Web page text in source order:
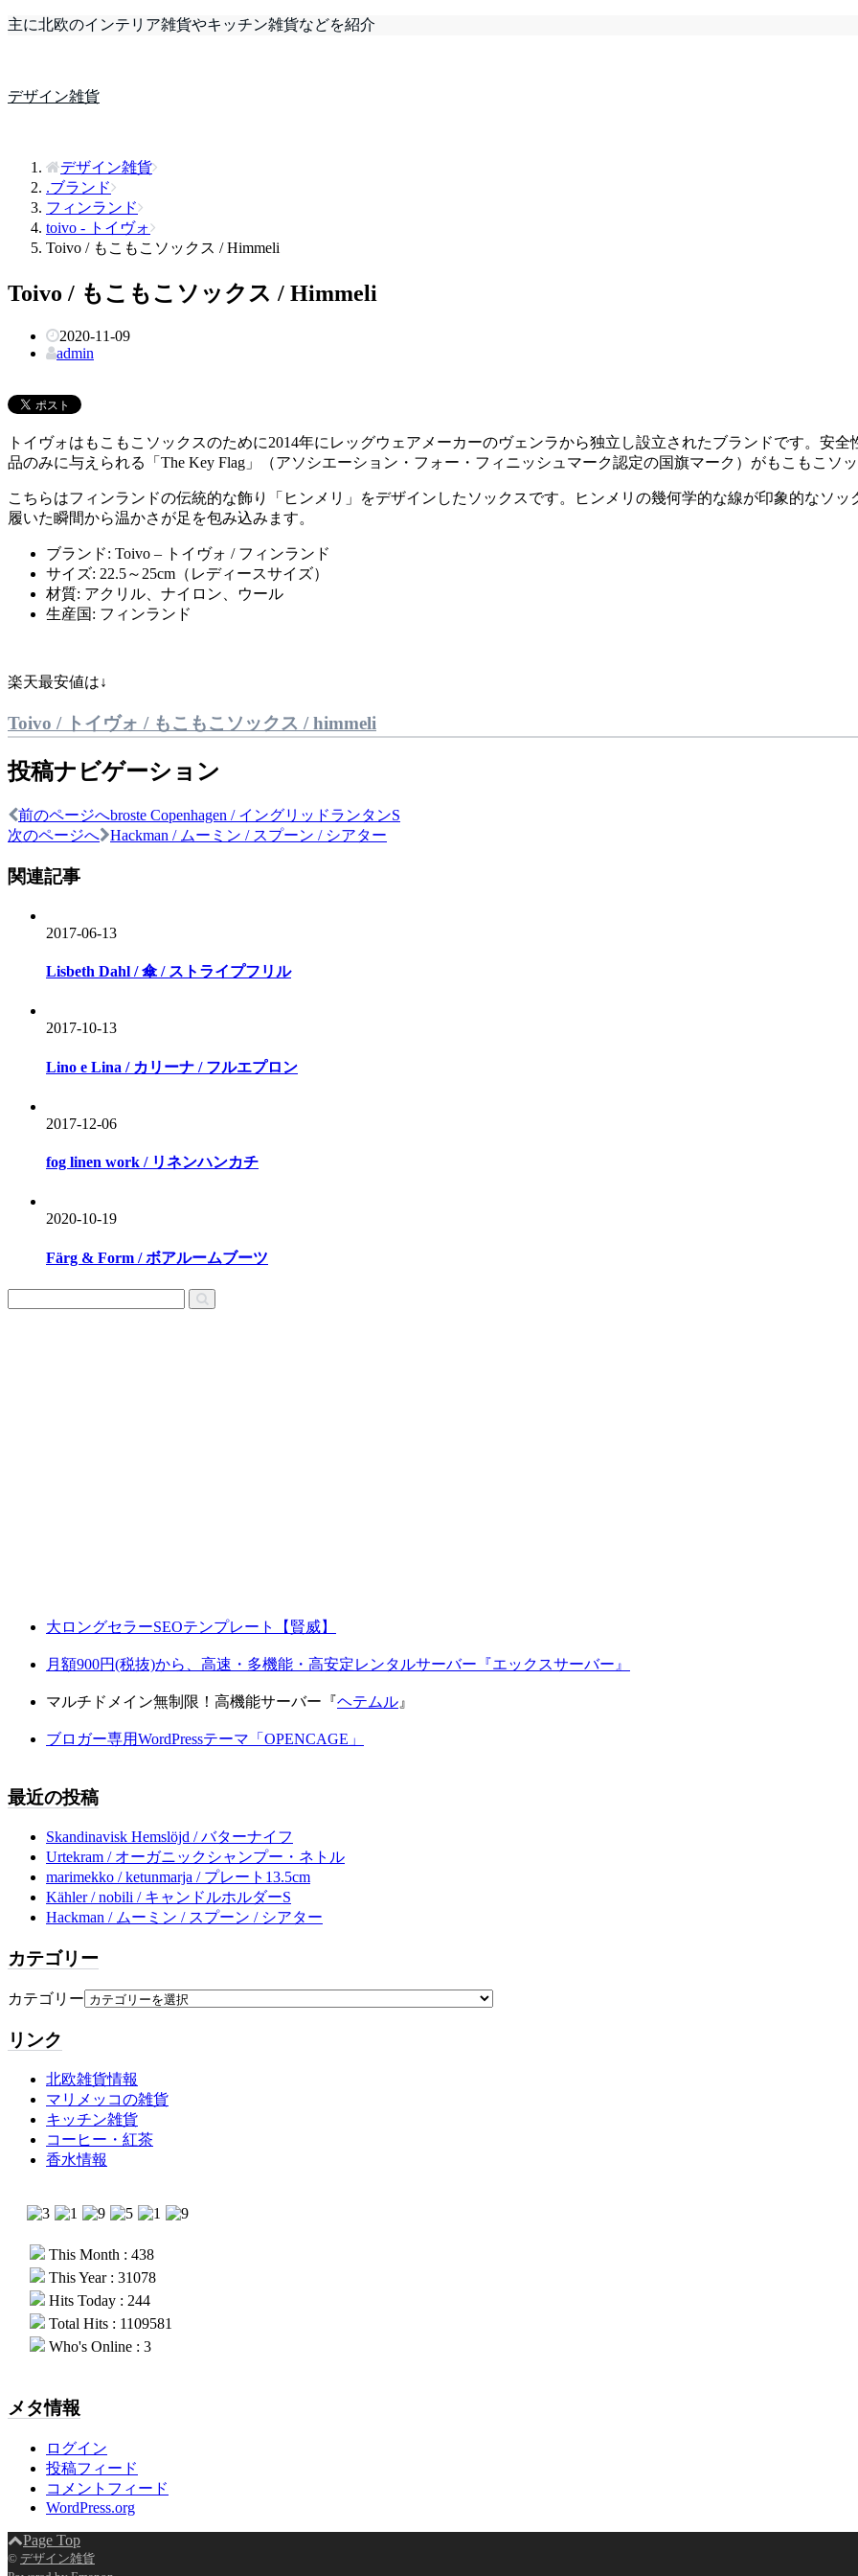
主に北欧のインテリア雑貨やキッチン雑貨などを紹介
デザイン雑貨
デザイン雑貨
.ブランド
フィンランド
toivo - トイヴォ
Toivo / もこもこソックス / Himmeli
Toivo / もこもこソックス / Himmeli
2020-11-09
admin
トイヴォはもこもこソックスのために2014年にレッグウェアメーカーのヴェンラから独立し設立されたブランドです。安
品のみに与えられる「The Key Flag」（アソシエーション・フォー・フィニッシュマーク認定の国旗マーク）がもこもこソ
こちらはフィンランドの伝統的な飾り「ヒンメリ」をデザインしたソックスです。ヒンメリの幾何学的な線が印象的なソ
履いた瞬間から温かさが足を包み込みます。
ブランド: Toivo – トイヴォ / フィンランド
サイズ: 22.5～25cm（レディースサイズ）
材質: アクリル、ナイロン、ウール
生産国: フィンランド
楽天最安値は↓
Toivo / トイヴォ / もこもこソックス / himmeli
投稿ナビゲーション
前のページへbroste Copenhagen / イングリッドランタンS
次のページへ
Hackman / ムーミン / スプーン / シアター
関連記事
2017-06-13
Lisbeth Dahl / 傘 / ストライプフリル
2017-10-13
Lino e Lina / カリーナ / フルエプロン
2017-12-06
fog linen work / リネンハンカチ
2020-10-19
Färg & Form / ボアルームブーツ
大ロングセラーSEOテンプレート【賢威】
月額900円(税抜)から、高速・多機能・高安定レンタルサーバー『エックスサーバー』
マルチドメイン無制限！高機能サーバー『ヘテムル 』
ブロガー専用WordPressテーマ「OPENCAGE」
最近の投稿
Skandinavisk Hemslöjd / バターナイフ
Urtekram / オーガニックシャンプー・ネトル
marimekko / ketunmarja / プレート13.5cm
Kähler / nobili / キャンドルホルダーS
Hackman / ムーミン / スプーン / シアター
カテゴリー
カテゴリー
リンク
北欧雑貨情報
マリメッコの雑貨
キッチン雑貨
コーヒー・紅茶
香水情報
This Month : 438
This Year : 31078
Hits Today : 244
Total Hits : 1109581
Who's Online : 3
メタ情報
ログイン
投稿フィード
コメントフィード
WordPress.org
Page Top
© デザイン雑貨